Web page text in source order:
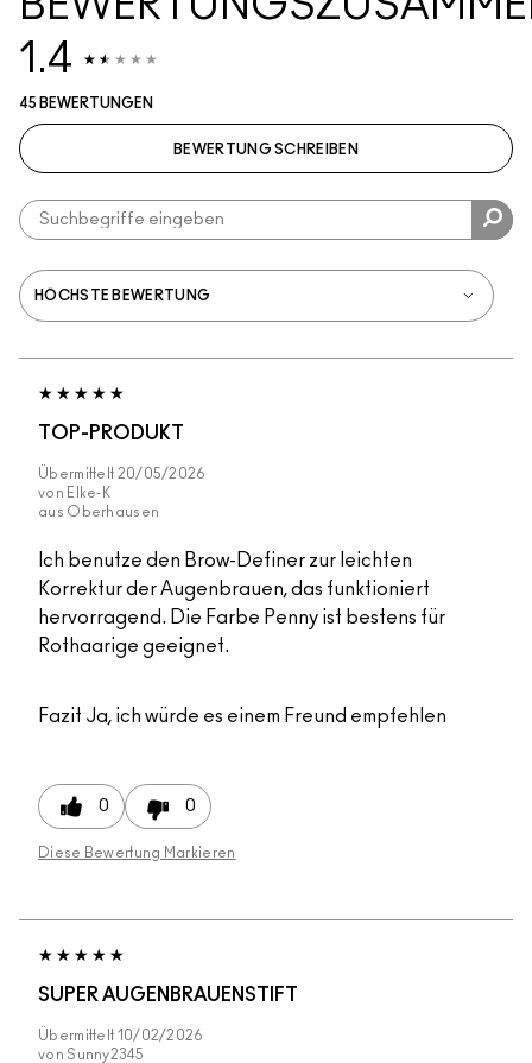
1.4
45 BEWERTUNGEN
BEWERTUNG SCHREIBEN
TOP-PRODUKT
Übermittelt 20/05/2026
von Elke-K
aus Oberhausen
Ich benutze den Brow-Definer zur leichten
Korrektur der Augenbrauen, das funktioniert
hervorragend. Die Farbe Penny ist bestens für
Rothaarige geeignet.
Fazit Ja, ich würde es einem Freund empfehlen
0 0
Diese Bewertung Markieren
SUPER AUGENBRAUENSTIFT
Übermittelt 10/02/2026
von Sunny2345